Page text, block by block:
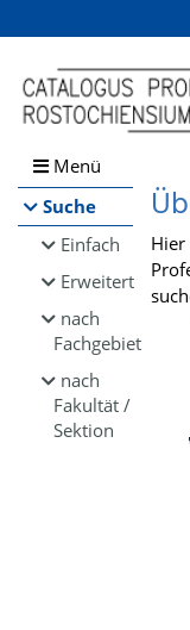
Browsen
direkt zum Inhalt
Menü
Suche
Einfach
Erweitert
nach
Fachgebiet
nach
Fakultät /
Sektion
Hier